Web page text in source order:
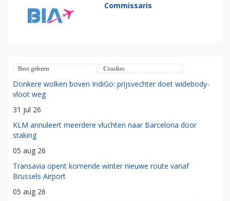
Commissaris
Best gelezen Crashes
Donkere wolken boven IndiGo: prijsvechter doet widebody-
vloot weg
31 jul 26
KLM annuleert meerdere vluchten naar Barcelona door
staking
05 aug 26
Transavia opent komende winter nieuwe route vanaf
Brussels Airport
05 aug 26